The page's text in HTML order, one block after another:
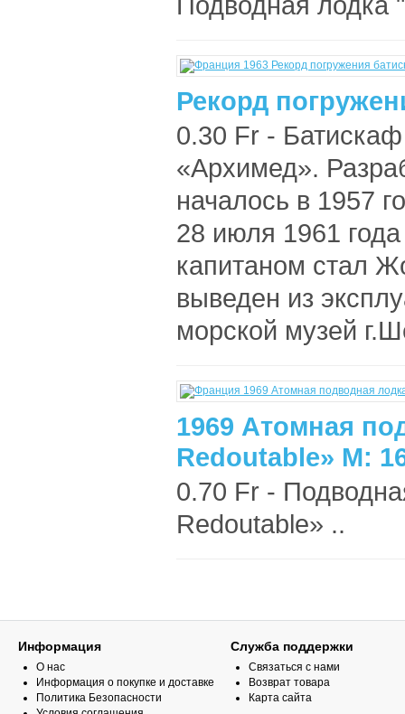
Рекорд
0.30 Fr -
«Архимед».
началось в 1957
28 июля 1961
капитаном стал
выведен из
морской музей
1969 Атомная
Redoutable» М:
0.70 Fr -
Redoutable» ..
Информация
О нас
Информация о покупке и доставке
Политика Безопасности
Служба поддержки
Связаться с нами
Возврат товара
Карта сайта